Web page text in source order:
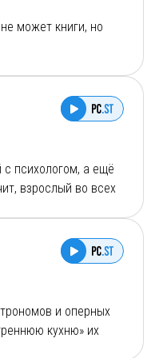
может книги, но
историю ее
подкаста?
психологом, а ещё
взрослый во всех
вопросы и
и оперных
кухню» их